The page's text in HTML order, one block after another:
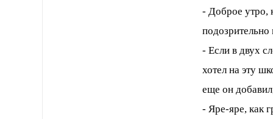
- Доброе утро,
- Если в двух
хотел на эту
еще он
- Яре-яре, как